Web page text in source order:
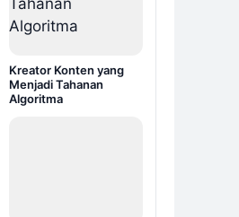
Kreator Konten yang
Menjadi Tahanan
Algoritma